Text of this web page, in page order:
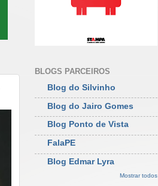
BLOGS PARCEIROS
Blog do Silvinho
Blog do Jairo Gomes
Blog Ponto de Vista
FalaPE
Blog Edmar Lyra
Mostrar todos